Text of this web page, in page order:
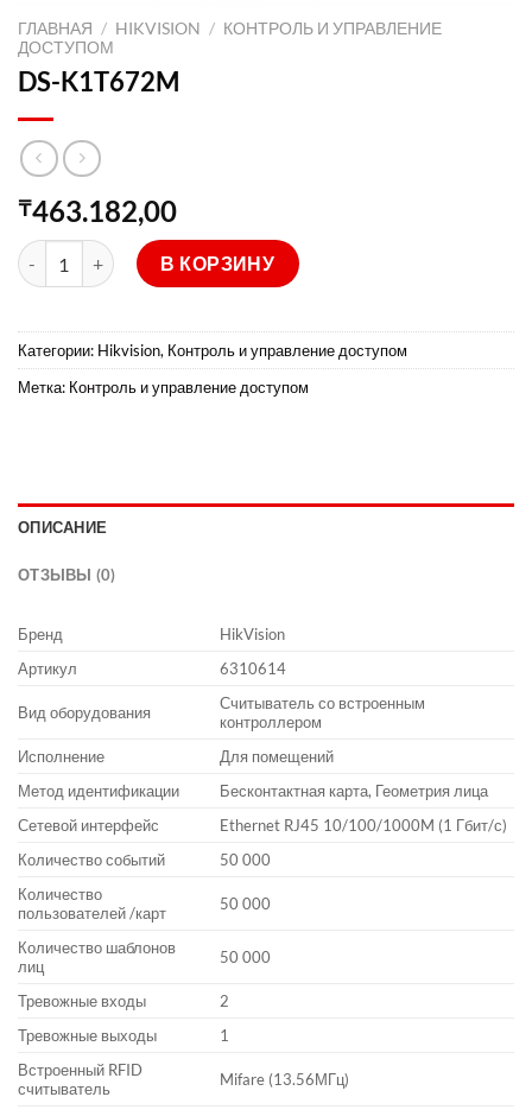
ГЛАВНАЯ / HIKVISION / КОНТРОЛЬ И УПРАВЛЕНИЕ
ДОСТУПОМ
DS-K1T672M
₸463.182,00
Количество товара DS-K1T672M
В КОРЗИНУ
Категории: Hikvision, Контроль и управление доступом
Метка: Контроль и управление доступом
ОПИСАНИЕ
ОТЗЫВЫ (0)
Бренд
HikVision
Артикул
6310614
Вид оборудования
Считыватель со встроенным
контроллером
Исполнение
Для помещений
Метод идентификации
Бесконтактная карта, Геометрия лица
Сетевой интерфейс
Ethernet RJ45 10/100/1000M (1 Гбит/с)
Количество событий
50 000
Количество
пользователей /карт
50 000
Количество шаблонов
лиц
50 000
Тревожные входы
2
Тревожные выходы
1
Встроенный RFID
считыватель
Mifare (13.56МГц)